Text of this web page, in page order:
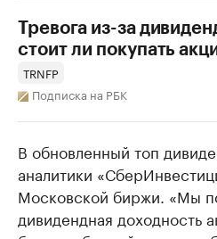
Тревога из-за
стоит ли покупать
TRNFP
Подписка на РБК
В обновленный топ
аналитики
Московской биржи. «Мы
дивидендная доходность